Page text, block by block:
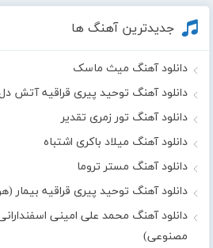
جدیدترین آهنگ ها
دانلود آهنگ میث ماسک
دانلود آهنگ توحید پیری قراقیه
دانلود آهنگ تور زمری تقدیر
دانلود آهنگ میلاد باکری اشتباه
دانلود آهنگ مستر تروما
دانلود آهنگ توحید پیری قراقیه
دانلود آهنگ محمد علی امینی
مصنوعی)